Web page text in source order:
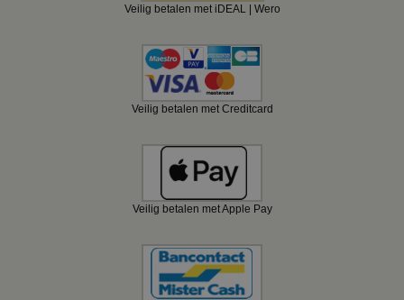
Veilig betalen met iDEAL | Wero
Veilig betalen met Creditcard
Veilig betalen met Apple Pay